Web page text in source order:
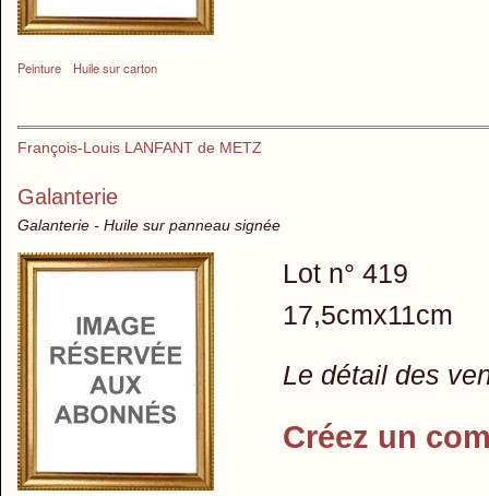
Peinture Huile sur carton
François-Louis LANFANT de METZ
Galanterie
Galanterie - Huile sur panneau signée
Lot n° 419
17,5cmx11cm
Le détail des
Créez un